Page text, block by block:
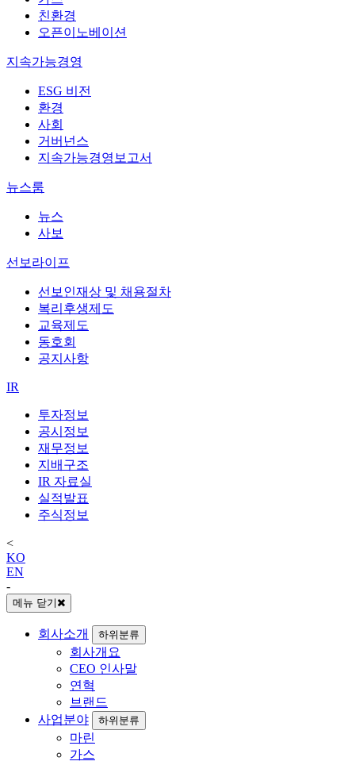
친환경
오픈이노베이션
지속가능경영
ESG 비전
환경
사회
거버넌스
지속가능경영보고서
뉴스룸
뉴스
사보
선보라이프
선보인재상 및 채용절차
복리후생제도
교육제도
동호회
공지사항
IR
투자정보
공시정보
재무정보
지배구조
IR 자료실
실적발표
주식정보
<
KO
EN
-
메뉴 닫기
회사소개 하위분류
회사개요
CEO 인사말
연혁
브랜드
사업분야
하위분류
마린
가스